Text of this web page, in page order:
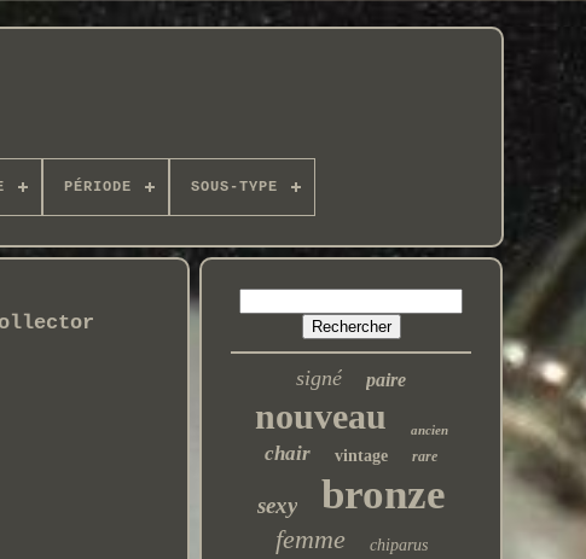
PÉRIODE SOUS-TYPE
signé paire
nouveau ancien
chair vintage rare
sexy bronze
femme chiparus